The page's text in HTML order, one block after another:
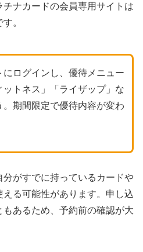
ナカードの会員専用サイトは
。
ログインし、優待メニュー
トネス」「ライザップ」な
期間限定で優待内容が変わ
がすでに持っているカードや
る可能性があります。申し込
あるため、予約前の確認が大